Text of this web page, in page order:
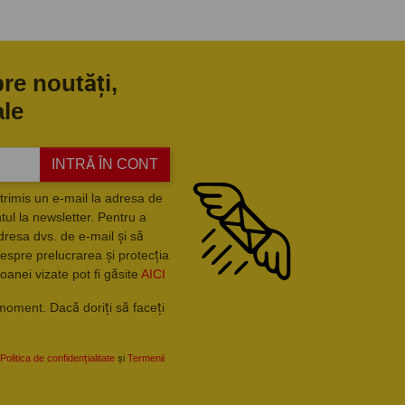
noutăți,
INTRĂ ÎN CONT
un e-mail la adresa de
la newsletter. Pentru a
dvs. de e-mail și să
prelucrarea și protecția
vizate pot fi găsite AICI
Dacă doriți să faceți
Politica de confidențialitate și Termenii